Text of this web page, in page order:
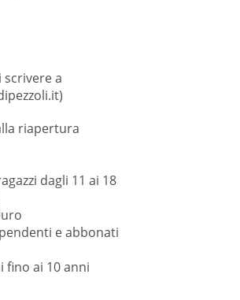
a
riapertura
dagli 11 ai 18
e abbonati
fino ai 10 anni